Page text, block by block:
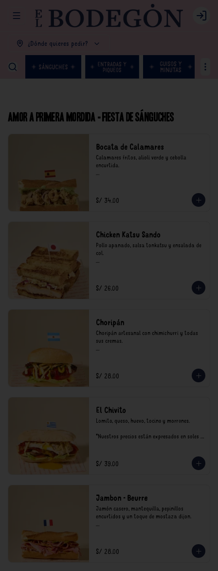
Abrir menu de navegación Login
¿Dónde quieres pedir?
Amor a primera mordida - Fiesta de Sánguches
Bocata de Calamares
Calamares fritos, alioli verde y cebolla
encurtida.
consumo.
S/ 34.00
Chicken Katsu Sando
Pollo apanado, salsa tonkatsu y ensalada de
col.
consumo.
S/ 26.00
Choripán
Choripán artesanal con chimichurri y todas
sus cremas.
consumo.
S/ 28.00
El Chivito
Lomito, queso, huevo, tocino y morrones.
*Nuestros precios están expresados en soles e
S/ 39.00
Jambon - Beurre
Jamón casero, mantequilla, pepinillos
encurtidos y un toque de mostaza dijon.
consumo.
S/ 28.00